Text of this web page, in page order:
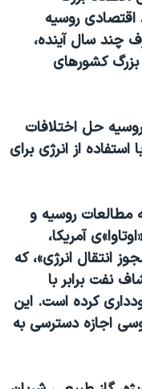
روسيه
چند سال آينده،
بزرگ کشورهای
حل اختلافات
از انرژی برای
مطالعات روسيه و
آمريکا،
انتقال انرژی»، که
نفت برابر با
کرده است. اين
اجازه دسترسی به